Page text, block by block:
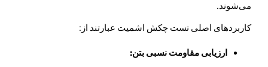
می‌شوند.
کاربردهای اصلی تست چکش اشمیت عبارتند از:
ارزیابی مقاومت نسبی بتن: